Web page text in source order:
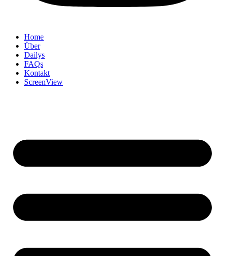
Home
Über
Dailys
FAQs
Kontakt
ScreenView